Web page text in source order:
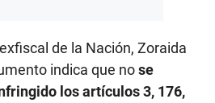
de la Nación, Zoraida
indica que nose
los artículos 3, 176,